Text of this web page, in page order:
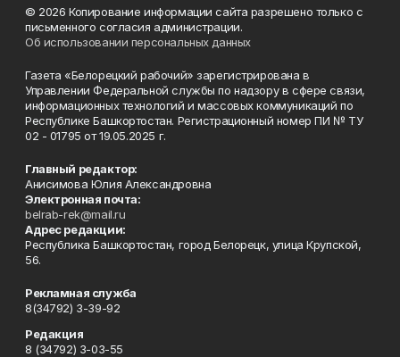
© 2026 Копирование информации сайта разрешено только с
письменного согласия администрации.
Об использовании персональных данных
Газета «Белорецкий рабочий» зарегистрирована в
Управлении Федеральной службы по надзору в сфере связи,
информационных технологий и массовых коммуникаций по
Республике Башкортостан. Регистрационный номер ПИ № ТУ
02 - 01795 от 19.05.2025 г.
Главный редактор:
Анисимова Юлия Александровна
Электронная почта:
belrab-rek@mail.ru
Адрес редакции:
Республика Башкортостан, город Белорецк, улица Крупской,
56.
Рекламная служба
8(34792) 3-39-92
Редакция
8 (34792) 3-03-55